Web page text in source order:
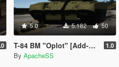
5.0 5.182 50
T-84 BM "Oplot" [Add-On] 1.0
By ApacheSS